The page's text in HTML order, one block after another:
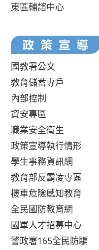
東區輔諮中心
國教署公文
教育儲蓄專戶
內部控制
資安專區
職業安全衛生
政策宣導執行情形
學生事務資訊網
教育部反霸凌專區
機車危險感知教育
全民國防教育網
國軍人才招募中心
警政署165全民防騙